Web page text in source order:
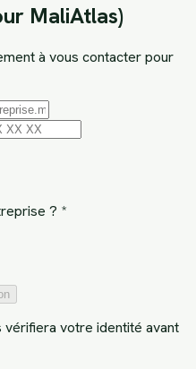
MaliAtlas)
à vous contacter pour
? *
vérifiera votre identité avant